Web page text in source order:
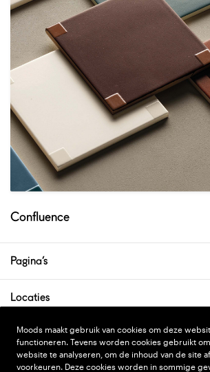
Confluence
Pagina’s
Locaties
De showroom is alleen op afspraak
PRIVACY STATEMENT
Moods maakt gebruik van cookies om deze
functioneren. Tevens worden cookies gebruikt
website te analyseren, om de inhoud van de site
voorkeuren. Deze cookies worden in sommige